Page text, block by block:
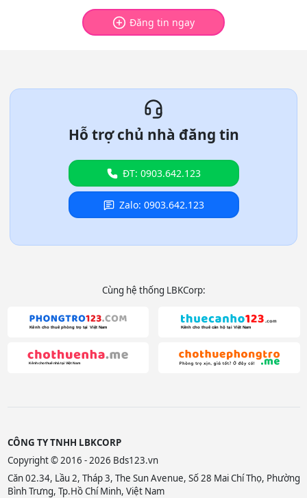
Đăng tin ngay
Hỗ trợ chủ nhà đăng tin
ĐT: 0903.642.123
Zalo: 0903.642.123
Cùng hệ thống LBKCorp:
CÔNG TY TNHH LBKCORP
Copyright © 2016 - 2026 Bds123.vn
Căn 02.34, Lầu 2, Tháp 3, The Sun Avenue, Số 28 Mai Chí Thọ, Phường
Bình Trưng, Tp.Hồ Chí Minh, Việt Nam